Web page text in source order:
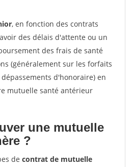
, en fonction des contrats
des délais d'attente ou un
des frais de santé
(généralement sur les forfaits
d'honoraire) en
mutuelle santé antérieur
une mutuelle
?
de contrat de mutuelle